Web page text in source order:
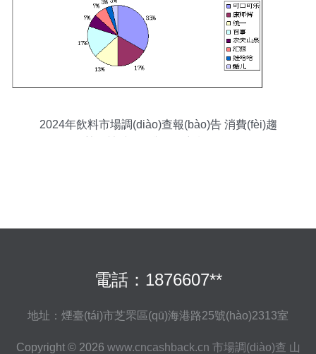
2024年飲料市場調(diào)查報(bào)告 消費(fèi)趨
電話：1876607**
地址：煙臺(tái)市芝罘區(qū)海港路25號(hào)2313室
Copyright © 2026 www.cncashback.cn 市場調(diào)查 山